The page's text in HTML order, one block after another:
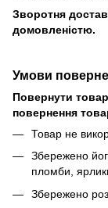
Зворотня
домовленістю.
Умови
Повернути
повернення
Товар не
Збережено
пломби,
Збережено